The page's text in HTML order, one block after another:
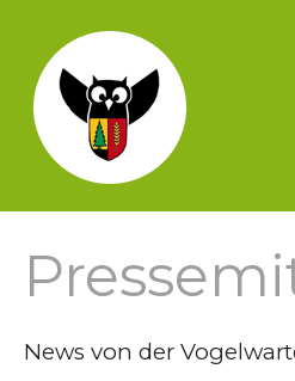
News von der
Credo
Gründungszeit
Vorstand
Statuten
Mitglied werden
Aktuelle Anlässe
Vergangene Anlässe
Arbeitseinsätze
Spenden
Mitgliedschaft
Schulbaumgarten
Auszeichnung von privatem
Engagement
Projekte mit der Schule
Bruderloch - Höhle
Naturschutzgebiet Isleten
Kontakt
Adressen und Links
Merkblätter
Pressemitteilungen